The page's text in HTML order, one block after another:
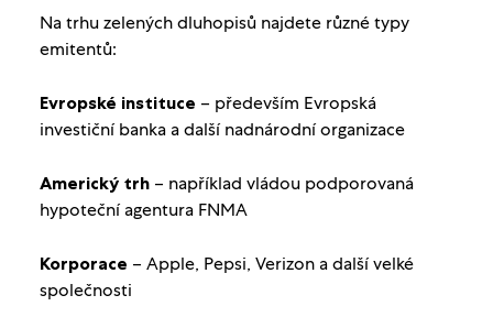
Na trhu zelených dluhopisů najdete různé typy
emitentů:
Evropské instituce – především Evropská
investiční banka a další nadnárodní organizace
Americký trh– například vládou podporovaná
hypoteční agentura FNMA
Korporace – Apple, Pepsi, Verizon a další velké
společnosti